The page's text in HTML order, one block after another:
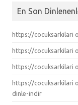
En Son
https://cocuksarkilari
https://cocuksarkilari
https://cocuksarkilari
https://cocuksarkilari
dinle-indir